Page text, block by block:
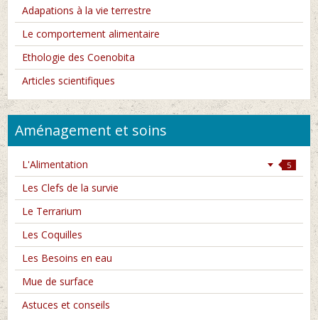
Adapations à la vie terrestre
Le comportement alimentaire
Ethologie des Coenobita
Articles scientifiques
Aménagement et soins
L'Alimentation 5
Les Clefs de la survie
Le Terrarium
Les Coquilles
Les Besoins en eau
Mue de surface
Astuces et conseils